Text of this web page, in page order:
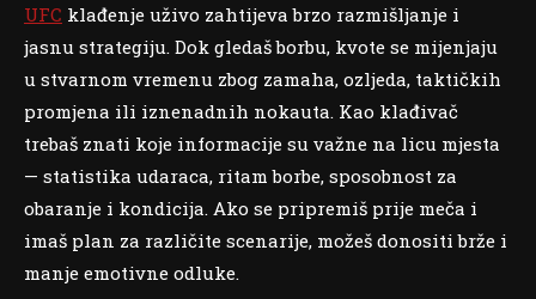
UFC klađenje uživo zahtijeva brzo razmišljanje i
jasnu strategiju. Dok gledaš borbu, kvote se mijenjaju
u stvarnom vremenu zbog zamaha, ozljeda, taktičkih
promjena ili iznenadnih nokauta. Kao klađivač
trebaš znati koje informacije su važne na licu mjesta
— statistika udaraca, ritam borbe, sposobnost za
obaranje i kondicija. Ako se pripremiš prije meča i
imaš plan za različite scenarije, možeš donositi brže i
manje emotivne odluke.